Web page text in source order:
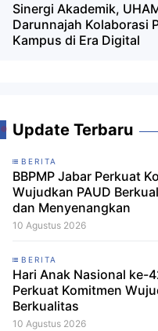
Sinergi Akademik,
Darunnajah Kolaborasi
Kampus di Era Digital
Update Terbaru
BERITA
BBPMP Jabar Perkuat
Wujudkan PAUD
dan Menyenangkan
10 Agustus 2026
BERITA
Hari Anak Nasional ke-
Perkuat Komitmen
Berkualitas
10 Agustus 2026